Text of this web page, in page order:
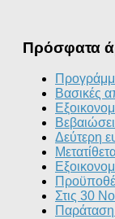
Πρόσφατα
Βασικές
Δεύτερη
Στις 30